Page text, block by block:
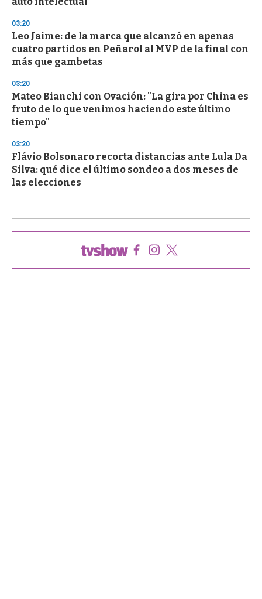
03:20
Leo Jaime: de la marca que alcanzó en apenas
cuatro partidos en Peñarol al MVP de la final con
más que gambetas
03:20
Mateo Bianchi con Ovación: "La gira por China es
fruto de lo que venimos haciendo este último
tiempo"
03:20
Flávio Bolsonaro recorta distancias ante Lula Da
Silva: qué dice el último sondeo a dos meses de
las elecciones